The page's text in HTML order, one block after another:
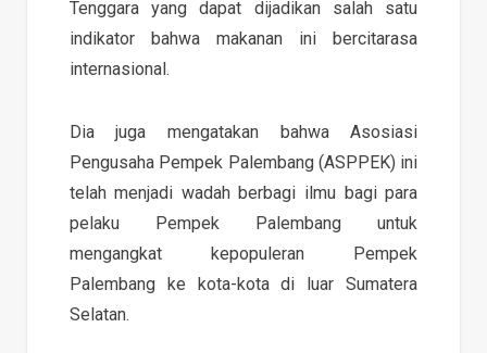
Tenggara yang dapat dijadikan salah satu
indikator bahwa makanan ini bercitarasa
internasional.
Dia juga mengatakan bahwa Asosiasi
Pengusaha Pempek Palembang (ASPPEK) ini
telah menjadi wadah berbagi ilmu bagi para
pelaku Pempek Palembang untuk
mengangkat kepopuleran Pempek
Palembang ke kota-kota di luar Sumatera
Selatan.